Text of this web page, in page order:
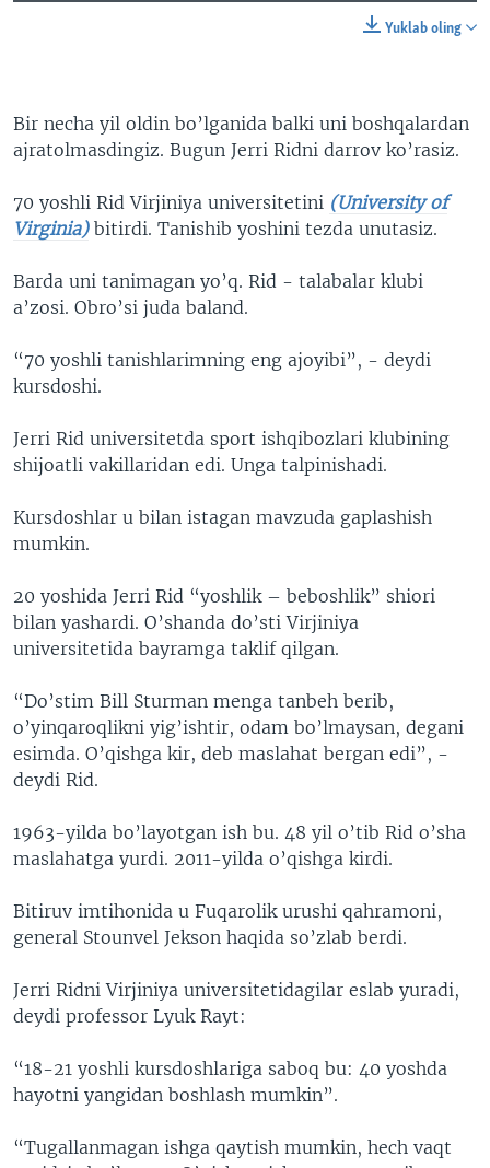
Yuklab oling
Bir necha yil oldin bo’lganida balki uni boshqalardan
ajratolmasdingiz. Bugun Jerri Ridni darrov ko’rasiz.
70 yoshli Rid Virjiniya universitetini (University of
Virginia)bitirdi. Tanishib yoshini tezda unutasiz.
Barda uni tanimagan yo’q. Rid - talabalar klubi
a’zosi. Obro’si juda baland.
“70 yoshli tanishlarimning eng ajoyibi”, - deydi
kursdoshi.
Jerri Rid universitetda sport ishqibozlari klubining
shijoatli vakillaridan edi. Unga talpinishadi.
Kursdoshlar u bilan istagan mavzuda gaplashish
mumkin.
20 yoshida Jerri Rid “yoshlik – beboshlik” shiori
bilan yashardi. O’shanda do’sti Virjiniya
universitetida bayramga taklif qilgan.
“Do’stim Bill Sturman menga tanbeh berib,
o’yinqaroqlikni yig’ishtir, odam bo’lmaysan, degani
esimda. O’qishga kir, deb maslahat bergan edi”, -
deydi Rid.
1963-yilda bo’layotgan ish bu. 48 yil o’tib Rid o’sha
maslahatga yurdi. 2011-yilda o’qishga kirdi.
Bitiruv imtihonida u Fuqarolik urushi qahramoni,
general Stounvel Jekson haqida so’zlab berdi.
Jerri Ridni Virjiniya universitetidagilar eslab yuradi,
deydi professor Lyuk Rayt:
“18-21 yoshli kursdoshlariga saboq bu: 40 yoshda
hayotni yangidan boshlash mumkin”.
“Tugallanmagan ishga qaytish mumkin, hech vaqt